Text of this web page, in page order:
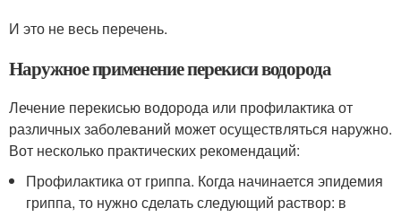
И это не весь перечень.
Наружное применение перекиси водорода
Лечение перекисью водорода или профилактика от
различных заболеваний может осуществляться наружно.
Вот несколько практических рекомендаций:
Профилактика от гриппа. Когда начинается эпидемия
гриппа, то нужно сделать следующий раствор: в